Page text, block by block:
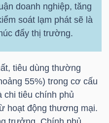
doanh nghiệp, tăng
soát lạm phát sẽ là
đẩy thị trường.
tiêu dùng thường
55%) trong cơ cấu
chi tiêu chính phủ
hoạt động thương mại.